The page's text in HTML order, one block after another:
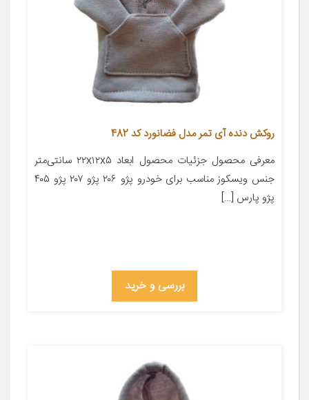
روکش دنده آی تمر مدل فضانورد کد 482
معرفی محصول جزئیات محصول ابعاد ۲۲x۱۲x۵ سانتی‌متر
جنس ویسکوز مناسب برای خودرو پژو ۲۰۶ پژو ۲۰۷ پژو ۴۰۵
پژو پارس […]
بررسی و خرید